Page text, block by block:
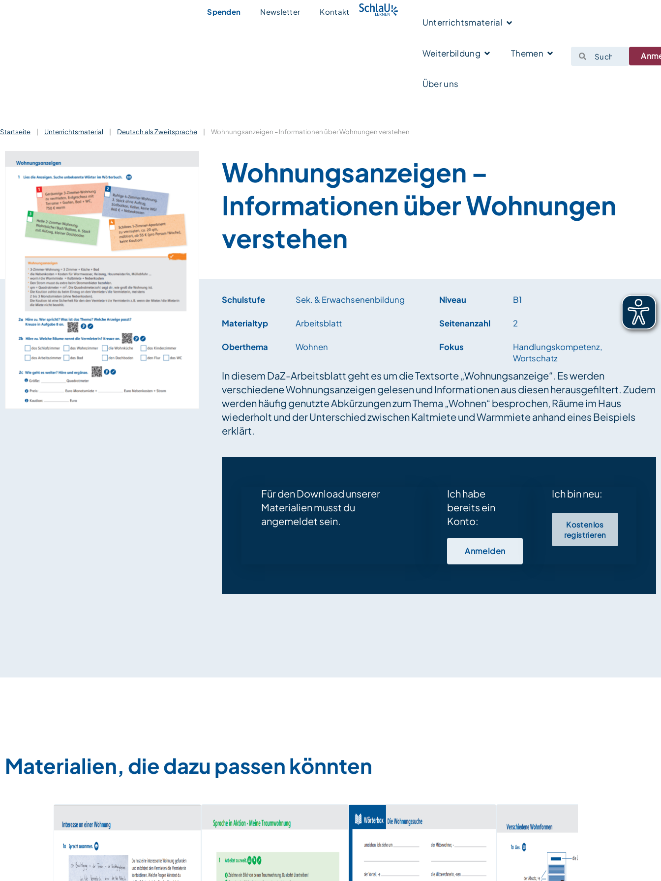
Spenden Newsletter Kontakt
Unterrichtsmaterial
Weiterbildung Themen
Über uns
Startseite | Unterrichtsmaterial | Deutsch als Zweitsprache | Wohnungsanzeigen – Informationen über Wohnungen verstehen
Wohnungsanzeigen –
Informationen über Wohnungen
verstehen
Schulstufe Sek. & Erwachsenenbildung
Materialtyp Arbeitsblatt
Oberthema Wohnen
Niveau B1
Seitenanzahl 2
Fokus
Handlungskompetenz,
Wortschatz
In diesem DaZ-Arbeitsblatt geht es um die Textsorte „Wohnungsanzeige“. Es werden
verschiedene Wohnungsanzeigen gelesen und Informationen aus diesen herausgefiltert. Zudem
werden häufig genutzte Abkürzungen zum Thema „Wohnen“ besprochen, Räume im Haus
wiederholt und der Unterschied zwischen Kaltmiete und Warmmiete anhand eines Beispiels
erklärt.
Für den Download unserer
Materialien musst du
angemeldet sein.
Ich habe
bereits ein
Konto:
Anmelden
Ich bin neu:
Kostenlos
registrieren
Materialien, die dazu passen könnten